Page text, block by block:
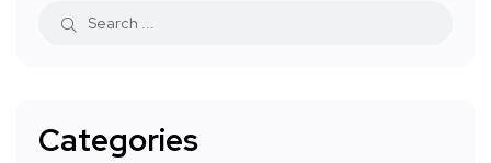
Categories